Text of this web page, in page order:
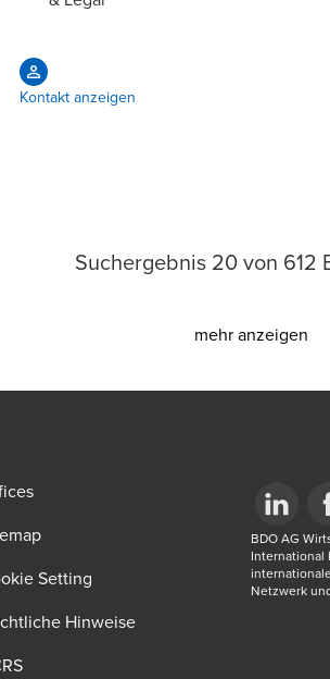
Kontakt anzeigen
Suchergebnis 20von 612
mehr anzeigen
window/tab
Setting
Hinweise
Opens in a
BDO AG
International
Netzwerk